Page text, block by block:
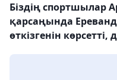
Біздің спортшылар
қарсаңында
өткізгенін